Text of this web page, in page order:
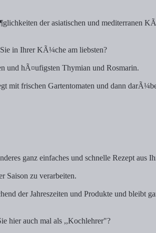
der asiatischen und mediterranen
in Ihrer KÃ¼che am liebsten?
und hÃ¤ufigsten Thymian und Rosmarin.
frischen Gartentomaten und dann
ganz einfaches und schnelle Rezept
Saison zu verarbeiten.
der Jahreszeiten und Produkte und bleibt
hier auch mal als ,,Kochlehrer"?